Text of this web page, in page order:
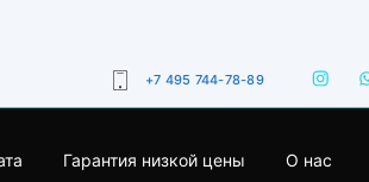
+7 495 744-78-89
Гарантия низкой цены О нас